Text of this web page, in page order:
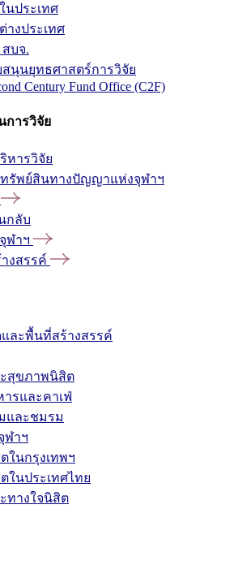
นประเทศ
างประเทศ
บจ.
นุนยุทธศาสตร์การวิจัย
Century Fund Office (C2F)
การวิจัย
หารวิจัย
รัพย์สินทางปัญญาแห่งจุฬาฯ
กลับ
ฬาฯ
งสรรค์
ละพื้นที่สร้างสรรค์
สุขภาพนิสิต
ารและคาเฟ่
และชมรม
ฬาฯ
ในกรุงเทพฯ
ในประเทศไทย
ทางใจนิสิต